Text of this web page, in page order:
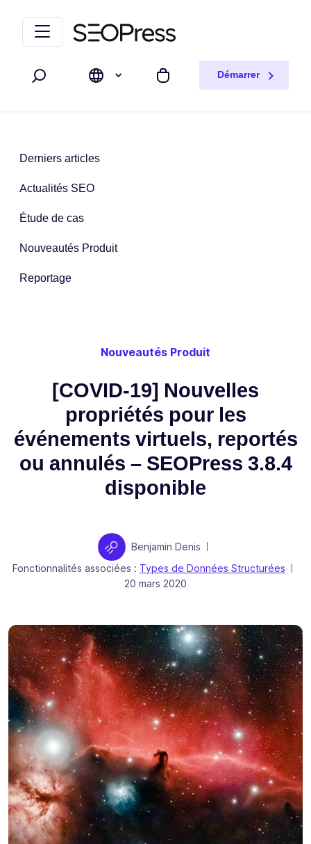
Rechercher Mon panier
Démarrer
Derniers articles
Actualités SEO
Étude de cas
Nouveautés Produit
Reportage
Nouveautés Produit
[COVID-19] Nouvelles
propriétés pour les
événements virtuels, reportés
ou annulés – SEOPress 3.8.4
disponible
Auteur
Benjamin Denis
Fonctionnalités associées : Types de Données Structurées
Publié le
20 mars 2020